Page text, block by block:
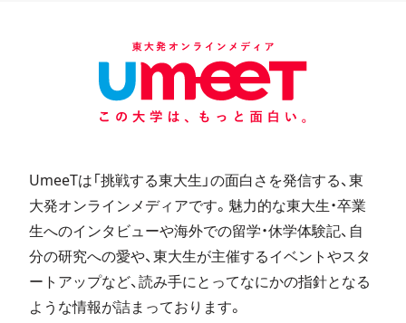
UmeeTは「挑戦する東大生」の面白さを発信する、東
大発オンラインメディアです。魅力的な東大生・卒業
生へのインタビューや海外での留学・休学体験記、自
分の研究への愛や、東大生が主催するイベントやスタ
ートアップなど、読み手にとってなにかの指針となる
ような情報が詰まっております。